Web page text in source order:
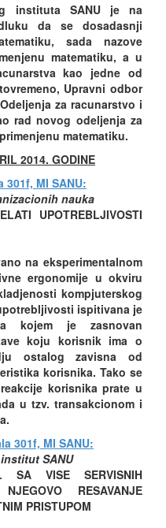
instituta SANU je na
da se dosadasnji
sada nazove
matematiku, a u
kao jedne od
Upravni odbor
za racunarstvo i
rad novog odeljenja za
matematiku.
2014. GODINE
301f, MI SANU:
nauka
UPOTREBLJIVOSTI
na eksperimentalnom
ergonomije u okviru
kompjuterskog
ispitivana je
kojem je zasnovan
koju korisnik ima o
ostalog zavisna od
korisnika. Tako se
korisnika prate u
u tzv. transakcionom i
301f, MI SANU:
SANU
SA VISE SERVISNIH
RESAVANJE
PRISTUPOM